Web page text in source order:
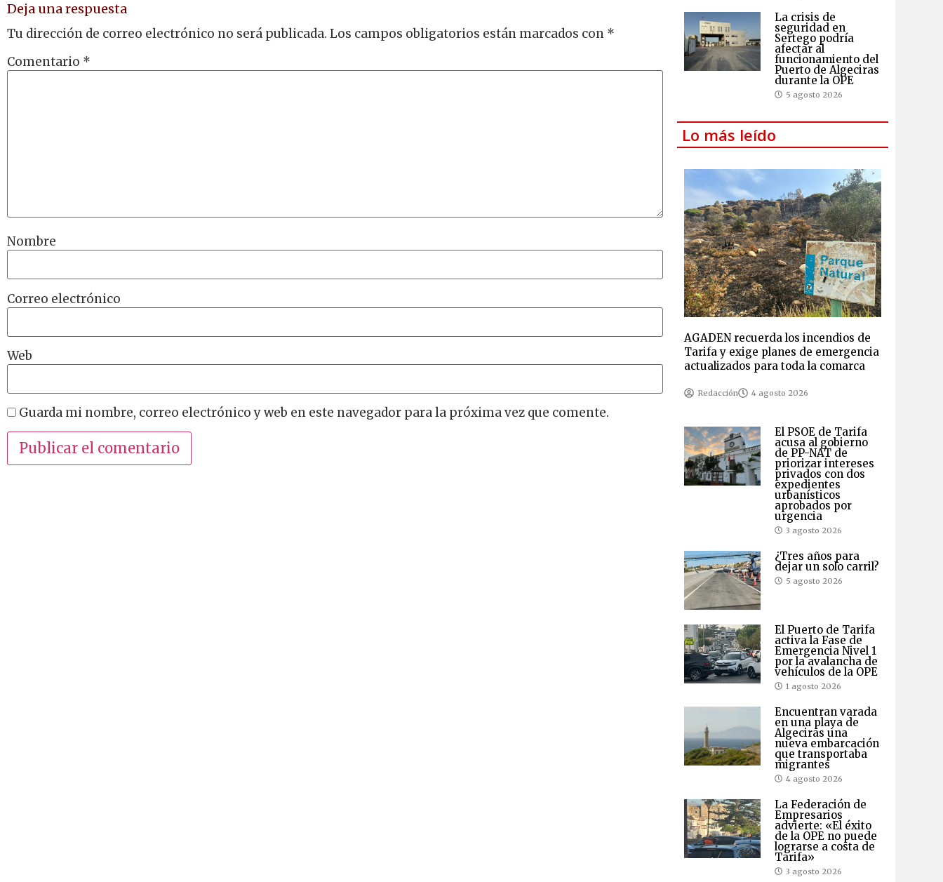
Deja una respuesta
Tu dirección de correo electrónico no será publicada. Los campos obligatorios están marcados con *
Comentario *
Nombre
Correo electrónico
Web
Guarda mi nombre, correo electrónico y web en este navegador para la próxima vez que comente.
La crisis de
seguridad en
Sertego podría
afectar al
funcionamiento del
Puerto de Algeciras
durante la OPE
5 agosto 2026
Lo más leído
AGADEN recuerda los incendios de
Tarifa y exige planes de emergencia
actualizados para toda la comarca
Redacción 4 agosto 2026
El PSOE de Tarifa
acusa al gobierno
de PP-NAT de
priorizar intereses
privados con dos
expedientes
urbanísticos
aprobados por
urgencia
3 agosto 2026
¿Tres años para
dejar un solo carril?
5 agosto 2026
El Puerto de Tarifa
activa la Fase de
Emergencia Nivel 1
por la avalancha de
vehículos de la OPE
1 agosto 2026
Encuentran varada
en una playa de
Algeciras una
nueva embarcación
que transportaba
migrantes
4 agosto 2026
La Federación de
Empresarios
advierte: «El éxito
de la OPE no puede
lograrse a costa de
Tarifa»
3 agosto 2026